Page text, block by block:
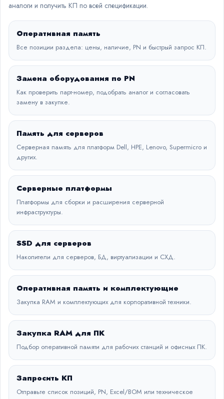
аналоги и получить КП по всей спецификации.
Оперативная память
Все позиции раздела: цены, наличие, PN и быстрый запрос КП.
Замена оборудования по PN
Как проверить парт-номер, подобрать аналог и согласовать
замену в закупке.
Память для серверов
Серверная память для платформ Dell, HPE, Lenovo, Supermicro и
других.
Серверные платформы
Платформы для сборки и расширения серверной
инфраструктуры.
SSD для серверов
Накопители для серверов, БД, виртуализации и СХД.
Оперативная память и комплектующие
Закупка RAM и комплектующих для корпоративной техники.
Закупка RAM для ПК
Подбор оперативной памяти для рабочих станций и офисных ПК.
Запросить КП
Отправьте список позиций, PN, Excel/BOM или техническое